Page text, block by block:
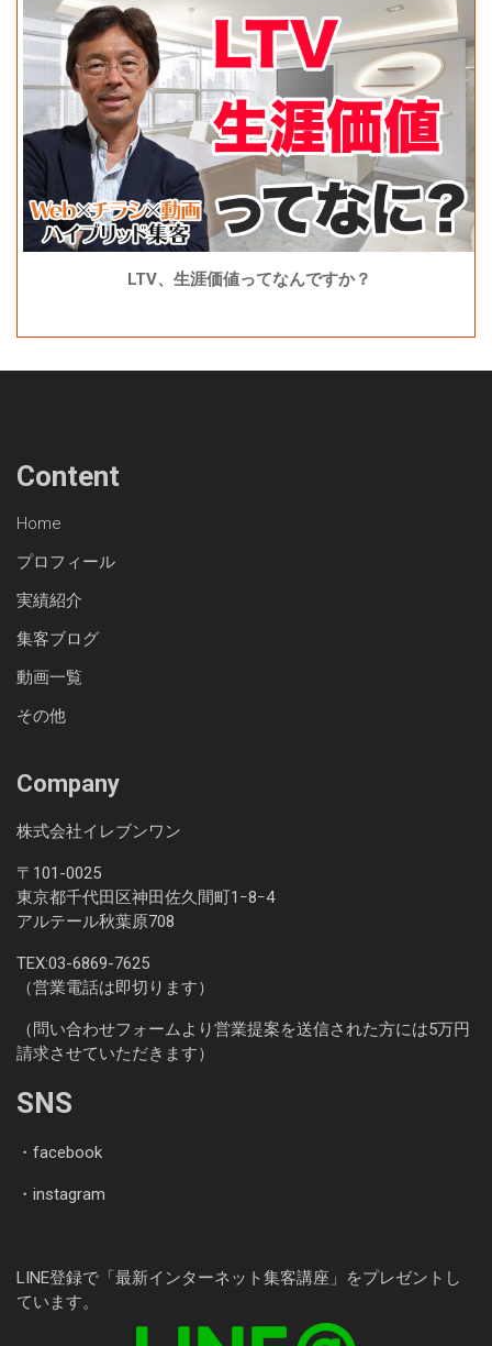
LTV、生涯価値ってなんですか？
Content
Home
プロフィール
実績紹介
集客ブログ
動画一覧
その他
Company
株式会社イレブンワン
〒101-0025
東京都千代田区神田佐久間町1ｰ8ｰ4
アルテール秋葉原708
TEX:03-6869-7625
（営業電話は即切ります）
（問い合わせフォームより営業提案を送信された方には5万円
請求させていただきます）
SNS
・ facebook
・ instagram
LINE登録で「最新インターネット集客講座」をプレゼントし
ています。